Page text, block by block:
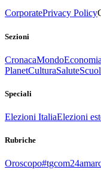
CorporatePrivacy Policy
Sezioni
CronacaMondoEconomia
PlanetCulturaSalute
Speciali
Elezioni ItaliaElezioni
Rubriche
Oroscopo